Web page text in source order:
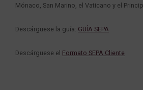
Mónaco, San Marino, el Vaticano y el
Descárguese la guía: GUÍA SEPA
Descárguese el Formato SEPA Cliente